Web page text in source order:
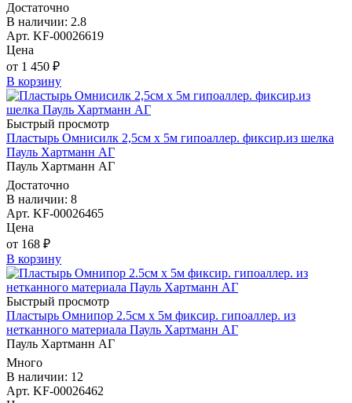
Достаточно
В наличии: 2.8
Арт. KF-00026619
Цена
от 1 450 ₽
В корзину
Быстрый просмотр
Пластырь Омнисилк 2,5см х 5м гипоаллер. фиксир.из шелка
Пауль Хартманн AГ
Пауль Хартманн AГ
Достаточно
В наличии: 8
Арт. KF-00026465
Цена
от 168 ₽
В корзину
Быстрый просмотр
Пластырь Омнипор 2.5см х 5м фиксир. гипоаллер. из
нетканного материала Пауль Хартманн AГ
Пауль Хартманн AГ
Много
В наличии: 12
Арт. KF-00026462